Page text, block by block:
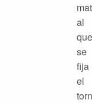
al
que
se
fija
el